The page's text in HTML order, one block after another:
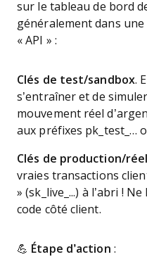
sur le tableau de bord
généralement dans
« API » :
Clés de test/sandbox.
s’entraîner et de
mouvement réel
aux préfixes pk_test_…
Clés de production/
vraies transactions
» (sk_live_...) à l’abri !
code côté client.
💪 Étape d’action :